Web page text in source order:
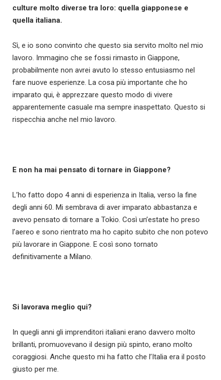
culture molto diverse tra loro: quella giapponese e
quella italiana.
Sì, e io sono convinto che questo sia servito molto nel mio
lavoro. Immagino che se fossi rimasto in Giappone,
probabilmente non avrei avuto lo stesso entusiasmo nel
fare nuove esperienze. La cosa più importante che ho
imparato qui, è apprezzare questo modo di vivere
apparentemente casuale ma sempre inaspettato. Questo si
rispecchia anche nel mio lavoro.
E non ha mai pensato di tornare in Giappone?
L’ho fatto dopo 4 anni di esperienza in Italia, verso la fine
degli anni 60. Mi sembrava di aver imparato abbastanza e
avevo pensato di tornare a Tokio. Così un’estate ho preso
l’aereo e sono rientrato ma ho capito subito che non potevo
più lavorare in Giappone. E così sono tornato
definitivamente a Milano.
Si lavorava meglio qui?
In quegli anni gli imprenditori italiani erano davvero molto
brillanti, promuovevano il design più spinto, erano molto
coraggiosi. Anche questo mi ha fatto che l’Italia era il posto
giusto per me.